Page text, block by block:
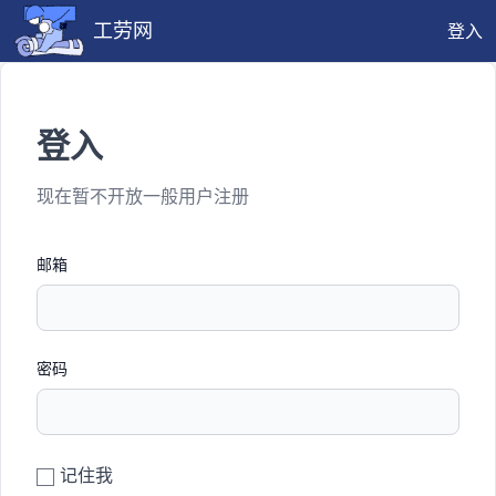
工劳网 登入
登入
现在暂不开放一般用户注册
邮箱
密码
记住我